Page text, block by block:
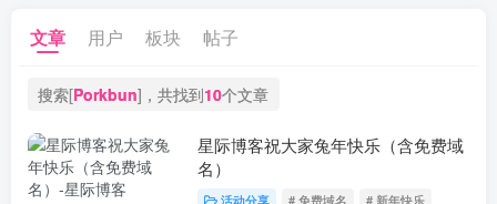
文章 用户 板块 帖子
搜索[Porkbun]，共找到10个文章
星际博客祝大家兔年快乐（含免费域
名）
活动分享 # 免费域名 # 新年快乐